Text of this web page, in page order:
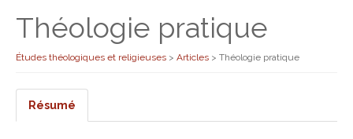
Théologie pratique
Études théologiques et religieuses > Articles > Théologie pratique
Résumé